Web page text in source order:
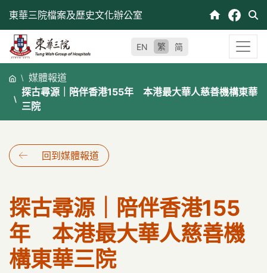
東華三院檔案及歷史文化辦公室
EN 繁 简
媒體報道
探古尋源｜陪伴香港155年 本港最大華人慈善機構東華
三院
回到媒體報道
探古尋源｜陪伴香港155
年 本港最大華人慈善機
構東華三院